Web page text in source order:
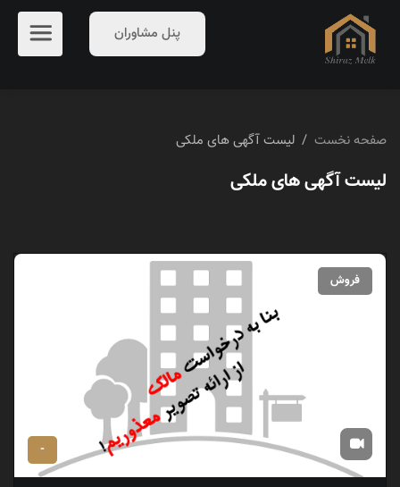
پنل مشاوران
صفحه نخست / لیست آگهی های ملکی
لیست آگهی های ملکی
فروش
-